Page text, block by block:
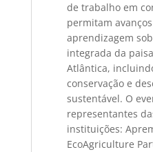
de trabalho em
permitam
aprendizagem
integrada da
Atlântica,
conservação e
sustentável. O
representantes
instituições:
EcoAgriculture